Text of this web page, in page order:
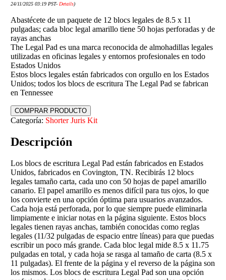
24/11/2025 03:19 PST- Details)
Abastécete de un paquete de 12 blocs legales de 8.5 x 11
pulgadas; cada bloc legal amarillo tiene 50 hojas perforadas y de
rayas anchas
The Legal Pad es una marca reconocida de almohadillas legales
utilizadas en oficinas legales y entornos profesionales en todo
Estados Unidos
Estos blocs legales están fabricados con orgullo en los Estados
Unidos; todos los blocs de escritura The Legal Pad se fabrican
en Tennessee
COMPRAR PRODUCTO
Categoría: Shorter Juris Kit
Descripción
Los blocs de escritura Legal Pad están fabricados en Estados
Unidos, fabricados en Covington, TN. Recibirás 12 blocs
legales tamaño carta, cada uno con 50 hojas de papel amarillo
canario. El papel amarillo es menos difícil para tus ojos, lo que
los convierte en una opción óptima para usuarios avanzados.
Cada hoja está perforada, por lo que siempre puede eliminarla
limpiamente e iniciar notas en la página siguiente. Estos blocs
legales tienen rayas anchas, también conocidas como reglas
legales (11/32 pulgadas de espacio entre líneas) para que puedas
escribir un poco más grande. Cada bloc legal mide 8.5 x 11.75
pulgadas en total, y cada hoja se rasga al tamaño de carta (8.5 x
11 pulgadas). El frente de la página y el reverso de la página son
los mismos. Los blocs de escritura Legal Pad son una opción